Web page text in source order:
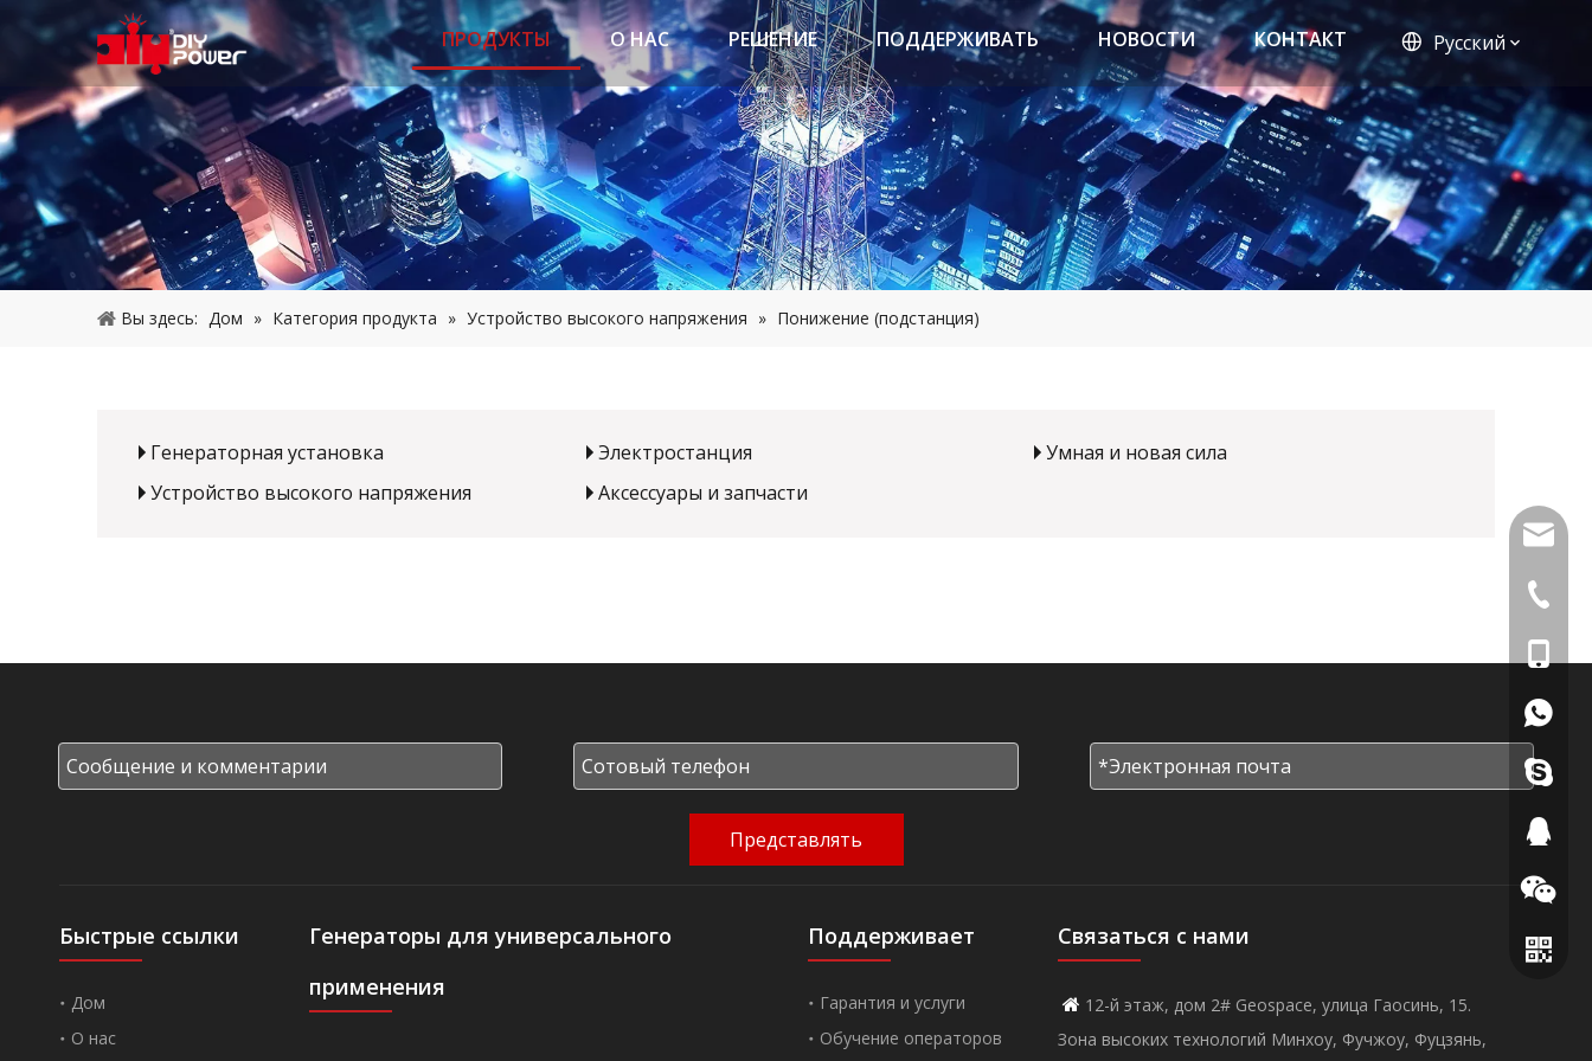
ПРОДУКТЫ О НАС РЕШЕНИЕ ПОДДЕРЖИВАТЬ НОВОСТИ КОНТАКТ Pусский
Вы здесь: Дом » Категория продукта » Устройство высокого напряжения » Понижение (подстанция)
Генераторная установка Электростанция
Умная и новая сила
Устройство высокого напряжения
Аксессуары и запчасти
Представлять
Быстрые ссылки
Дом
О нас
Генераторы для универсального
применения
Поддерживает
Гарантия и услуги
Обучение операторов
Связаться с нами
 12-й этаж, дом 2# Geospace, улица Гаосинь, 15.
Зона высоких технологий Минхоу, Фучжоу, Фуцзянь,
+86-